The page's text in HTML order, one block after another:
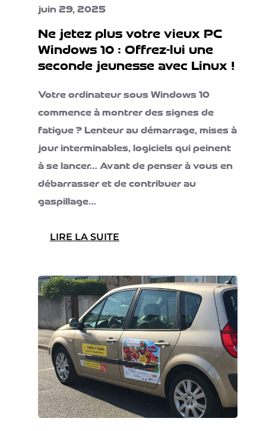
juin 29, 2025
Ne jetez plus votre vieux PC
Windows 10 : Offrez-lui une
seconde jeunesse avec Linux !
Votre ordinateur sous Windows 10
commence à montrer des signes de
fatigue ? Lenteur au démarrage, mises à
jour interminables, logiciels qui peinent
à se lancer… Avant de penser à vous en
débarrasser et de contribuer au
gaspillage…
LIRE LA SUITE:
PLUS
VOTRE
VIEUX
PC
WINDOWS
10
OFFREZ-